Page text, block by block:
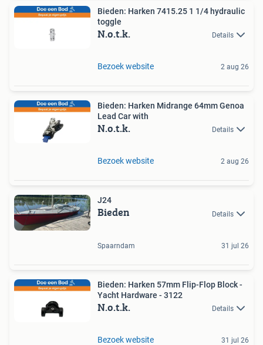
Bieden: Harken 7415.25 1 1/4 hydraulic
toggle
N.o.t.k. Details
Bezoek website 2 aug 26
Bieden: Harken Midrange 64mm Genoa
Lead Car with
N.o.t.k. Details
Bezoek website 2 aug 26
J24
Bieden Details
Spaarndam 31 jul 26
Bieden: Harken 57mm Flip-Flop Block -
Yacht Hardware - 3122
N.o.t.k. Details
Bezoek website 31 jul 26